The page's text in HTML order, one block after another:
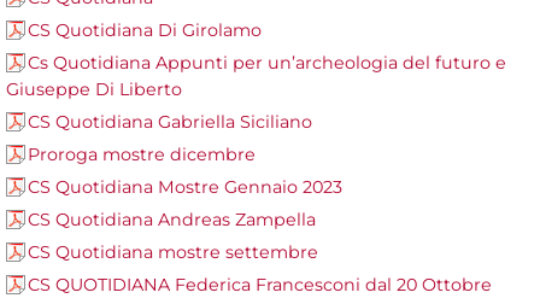
CS Quotidiana Di Girolamo
Cs Quotidiana Appunti per un’archeologia del futuro e
Giuseppe Di Liberto
CS Quotidiana Gabriella Siciliano
Proroga mostre dicembre
CS Quotidiana Mostre Gennaio 2023
CS Quotidiana Andreas Zampella
CS Quotidiana mostre settembre
CS QUOTIDIANA Federica Francesconi dal 20 Ottobre